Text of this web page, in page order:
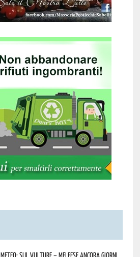
Meteo: sul Vulture – melfese ancora giorni